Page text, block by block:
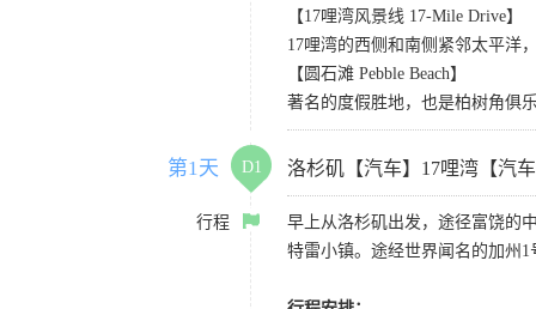
【17哩湾风景线 17-Mile Drive】
17哩湾的西侧和南侧紧邻太平洋
【圆石滩 Pebble Beach】
著名的度假胜地，也是柏树角俱
第1天 D1 洛杉矶【汽车】17哩湾【汽
行程
早上从洛杉矶出发，途径富饶的
特雷小镇。途经世界闻名的加州